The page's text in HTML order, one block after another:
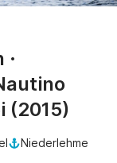
(2015)
Niederlehme